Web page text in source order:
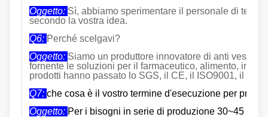
Oggetto: Sì, abbiamo sperimentare il personale di
secondo la vostra idea.
Q6: Perché scelgavi?
Oggetto: Siamo un produttore innovatore di anti
fornente le soluzioni per il farmaceutico, alimento,
prodotti hanno passato lo SGS, il CE, il ISO9001, il
Q7: che cosa è il vostro termine d'esecuzione per
Oggetto: Per i bisogni in serie di produzione 30~45